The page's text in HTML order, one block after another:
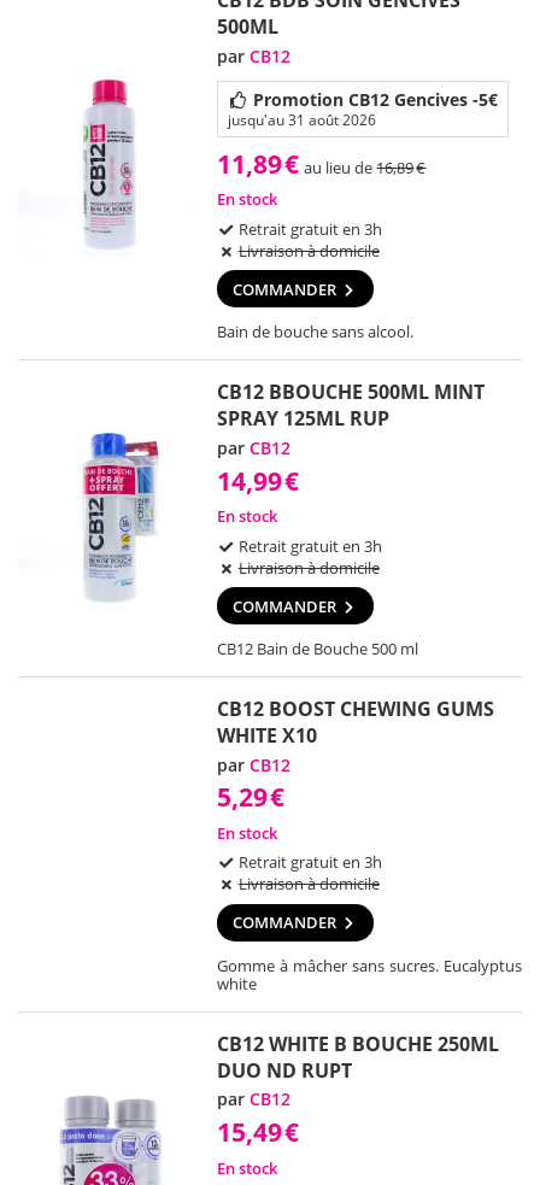
500ML
parCB12
Promotion CB12 Gencives -5€
jusqu'au 31 août 2026
11,89€ au lieu de16,89€
En stock
Retrait gratuit en 3h
Livraison à domicile
COMMANDER
Bain de bouche sans alcool.
CB12 BBOUCHE 500ML MINT
SPRAY 125ML RUP
parCB12
14,99€
En stock
Retrait gratuit en 3h
Livraison à domicile
COMMANDER
CB12 Bain de Bouche 500 ml
CB12 BOOST CHEWING GUMS
WHITE X10
parCB12
5,29€
En stock
Retrait gratuit en 3h
Livraison à domicile
COMMANDER
Gomme à mâcher sans sucres. Eucalyptus
white
CB12 WHITE B BOUCHE 250ML
DUO ND RUPT
parCB12
15,49€
En stock